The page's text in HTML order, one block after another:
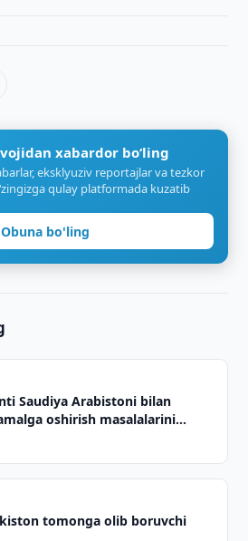
xabardor bo‘ling
eksklyuziv reportajlar va tezkor
qulay platformada kuzatib
Obuna bo'ling
Saudiya Arabistoni bilan
oshirish masalalarini
tomonga olib boruvchi